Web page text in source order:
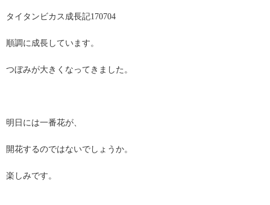
タイタンビカス成長記170704
順調に成長しています。
つぼみが大きくなってきました。
明日には一番花が、
開花するのではないでしょうか。
楽しみです。